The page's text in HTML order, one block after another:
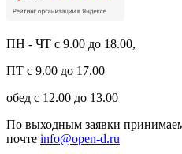
ПН - ЧТ с 9.00 до 18.00,
ПТ с 9.00 до 17.00
обед c 12.00 до 13.00
По выходным заявки
почте info@open-d.ru